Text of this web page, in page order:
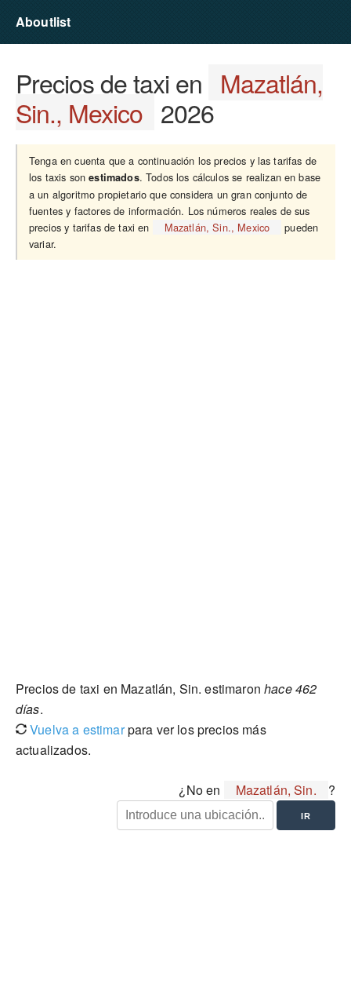
Aboutlist
Precios de taxi en Mazatlán,
Sin., Mexico 2026
Tenga en cuenta que a continuación los precios y las tarifas de
los taxis sonestimados. Todos los cálculos se realizan en base
a un algoritmo propietario que considera un gran conjunto de
fuentes y factores de información. Los números reales de sus
precios y tarifas de taxi en
Mazatlán, Sin., Mexico
pueden
variar.
Precios de taxi en Mazatlán, Sin. estimaronhace 462
días.
Vuelva a estimarpara ver los precios más
actualizados.
¿No en Mazatlán, Sin. ?